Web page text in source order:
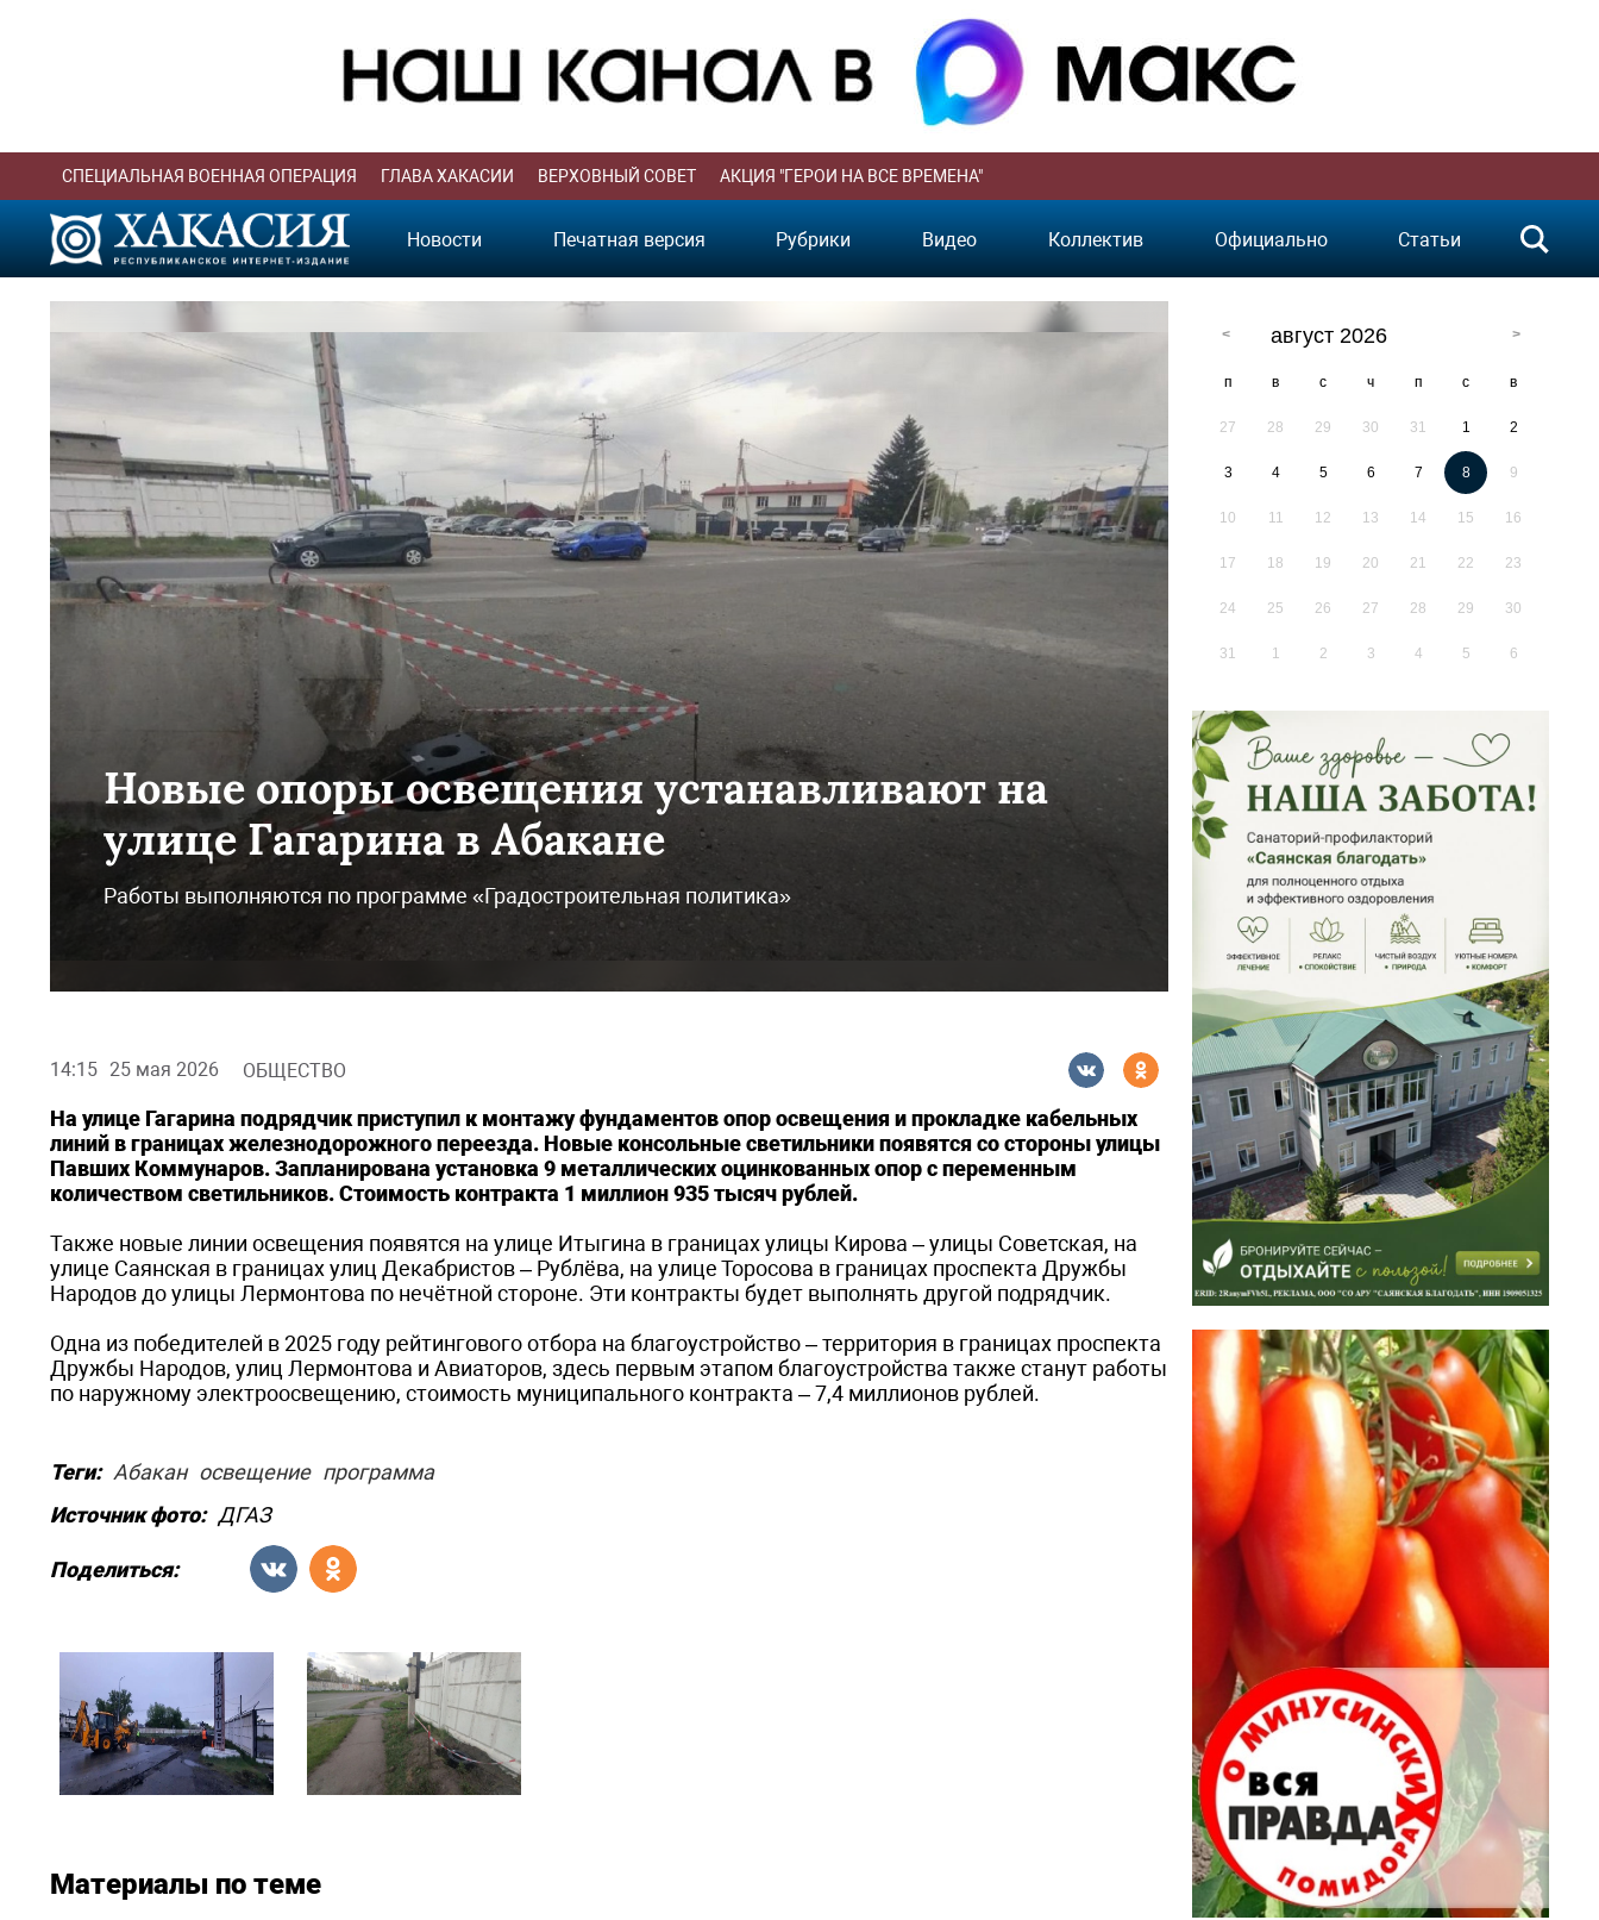
СПЕЦИАЛЬНАЯ ВОЕННАЯ ОПЕРАЦИЯ ГЛАВА ХАКАСИИ ВЕРХОВНЫЙ СОВЕТ АКЦИЯ "ГЕРОИ НА ВСЕ ВРЕМЕНА"
Новости Печатная версия Рубрики Видео Коллектив Официально Статьи
Новые опоры освещения устанавливают на
улице Гагарина в Абакане
Работы выполняются по программе «Градостроительная политика»
14:15 25 мая 2026 ОБЩЕСТВО
На улице Гагарина подрядчик приступил к монтажу фундаментов опор освещения и прокладке кабельных
линий в границах железнодорожного переезда. Новые консольные светильники появятся со стороны улицы
Павших Коммунаров. Запланирована установка 9 металлических оцинкованных опор с переменным
количеством светильников. Стоимость контракта 1 миллион 935 тысяч рублей.
Также новые линии освещения появятся на улице Итыгина в границах улицы Кирова – улицы Советская, на
улице Саянская в границах улиц Декабристов – Рублёва, на улице Торосова в границах проспекта Дружбы
Народов до улицы Лермонтова по нечётной стороне. Эти контракты будет выполнять другой подрядчик.
Одна из победителей в 2025 году рейтингового отбора на благоустройство – территория в границах проспекта
Дружбы Народов, улиц Лермонтова и Авиаторов, здесь первым этапом благоустройства также станут работы
по наружному электроосвещению, стоимость муниципального контракта – 7,4 миллионов рублей.
Теги: Абакан освещение программа
Источник фото: ДГАЗ
Поделиться:
Материалы по теме
август 2026
п в с ч п с в
27 28 29 30 31 1 2
3 4 5 6 7 8 9
10 11 12 13 14 15 16
17 18 19 20 21 22 23
24 25 26 27 28 29 30
31 1 2 3 4 5 6